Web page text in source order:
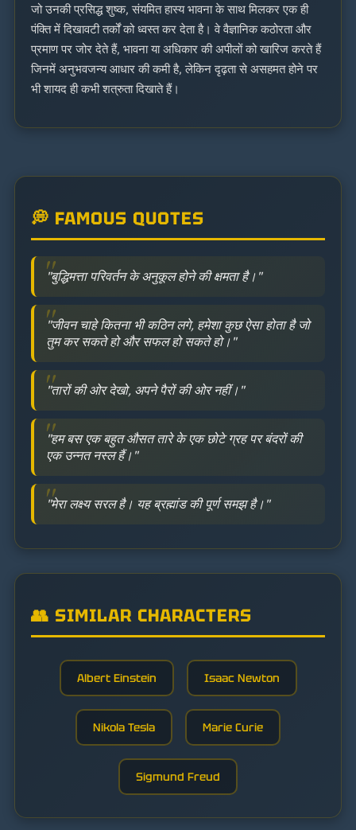
जो उनकी प्रसिद्ध शुष्क, संयमित हास्य भावना के साथ मिलकर एक ही
पंक्ति में दिखावटी तर्कों को ध्वस्त कर देता है। वे वैज्ञानिक कठोरता और
प्रमाण पर जोर देते हैं, भावना या अधिकार की अपीलों को खारिज करते हैं
जिनमें अनुभवजन्य आधार की कमी है, लेकिन दृढ़ता से असहमत होने पर
भी शायद ही कभी शत्रुता दिखाते हैं।
💭 FAMOUS QUOTES
"बुद्धिमत्ता परिवर्तन के अनुकूल होने की क्षमता है।"
"जीवन चाहे कितना भी कठिन लगे, हमेशा कुछ ऐसा होता है जो
तुम कर सकते हो और सफल हो सकते हो।"
"तारों की ओर देखो, अपने पैरों की ओर नहीं।"
"हम बस एक बहुत औसत तारे के एक छोटे ग्रह पर बंदरों की
एक उन्नत नस्ल हैं।"
"मेरा लक्ष्य सरल है। यह ब्रह्मांड की पूर्ण समझ है।"
👥 SIMILAR CHARACTERS
Albert Einstein Isaac Newton
Nikola Tesla Marie Curie
Sigmund Freud